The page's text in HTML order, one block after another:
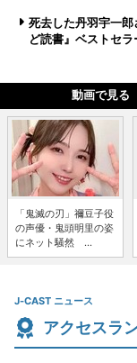
死去した丹羽宇一
ど読書』ベストセラ
動画で見る
「鬼滅の刃」禰豆子役
の声優・鬼頭明里の姿
にネット騒然 ...
J-CAST ニュース
アクセスラ